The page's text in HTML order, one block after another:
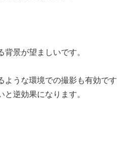
背景が望ましいです。
ような環境での撮影も有効です
逆効果になります。